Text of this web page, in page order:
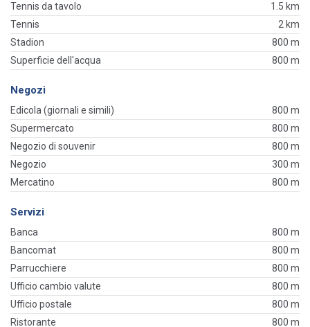
Tennis da tavolo
1.5 km
Tennis
2 km
Stadion
800 m
Superficie dell'acqua
800 m
Negozi
Edicola (giornali e simili)
800 m
Supermercato
800 m
Negozio di souvenir
800 m
Negozio
300 m
Mercatino
800 m
Servizi
Banca
800 m
Bancomat
800 m
Parrucchiere
800 m
Ufficio cambio valute
800 m
Ufficio postale
800 m
Ristorante
800 m